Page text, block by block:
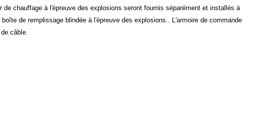
chauffage à l'épreuve des explosions seront fournis séparément et installés à
de remplissage blindée à l'épreuve des explosions.. L'armoire de commande
câble.